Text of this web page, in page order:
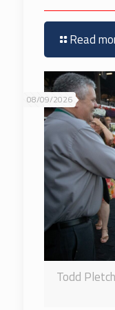
Read
Todd
08/09/2026